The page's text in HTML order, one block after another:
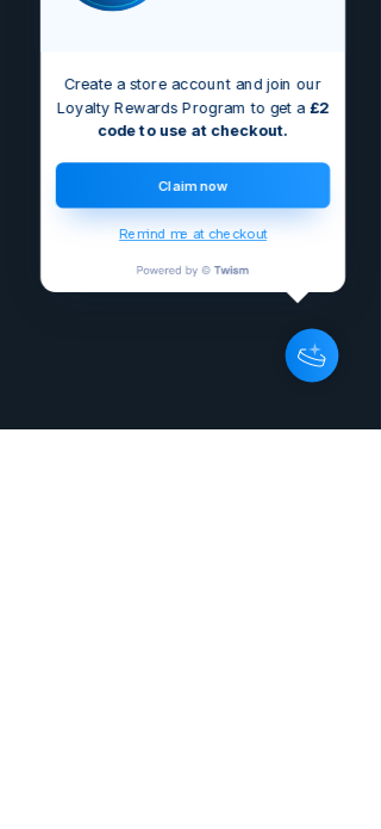
Create a store account and join our
Loyalty Rewards Program to get a £2
code to use at checkout.
Claim now
Remind me at checkout